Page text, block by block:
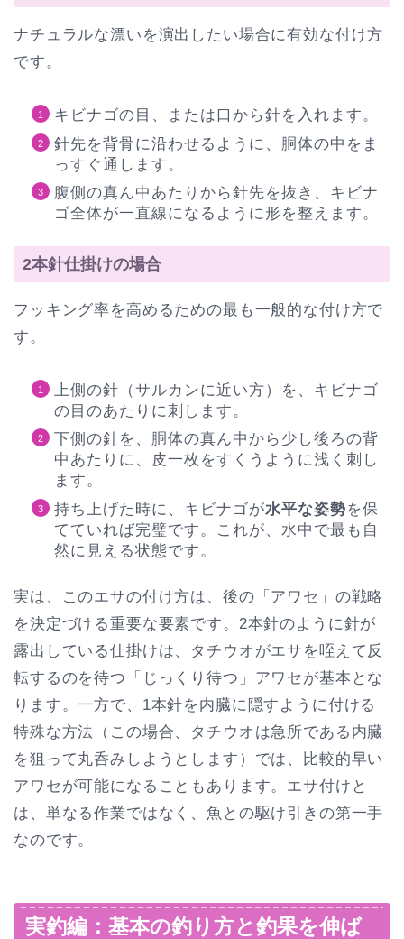
ナチュラルな漂いを演出したい場合に有効な付け方
です。
キビナゴの目、または口から針を入れます。
針先を背骨に沿わせるように、胴体の中をま
っすぐ通します。
腹側の真ん中あたりから針先を抜き、キビナ
ゴ全体が一直線になるように形を整えます。
2本針仕掛けの場合
フッキング率を高めるための最も一般的な付け方で
す。
上側の針（サルカンに近い方）を、キビナゴ
の目のあたりに刺します。
下側の針を、胴体の真ん中から少し後ろの背
中あたりに、皮一枚をすくうように浅く刺し
ます。
持ち上げた時に、キビナゴが水平な姿勢を保
てていれば完璧です。これが、水中で最も自
然に見える状態です。
実は、このエサの付け方は、後の「アワセ」の戦略
を決定づける重要な要素です。2本針のように針が
露出している仕掛けは、タチウオがエサを咥えて反
転するのを待つ「じっくり待つ」アワセが基本とな
ります。一方で、1本針を内臓に隠すように付ける
特殊な方法（この場合、タチウオは急所である内臓
を狙って丸呑みしようとします）では、比較的早い
アワセが可能になることもあります。エサ付けと
は、単なる作業ではなく、魚との駆け引きの第一手
なのです。
実釣編：基本の釣り方と釣果を伸ば